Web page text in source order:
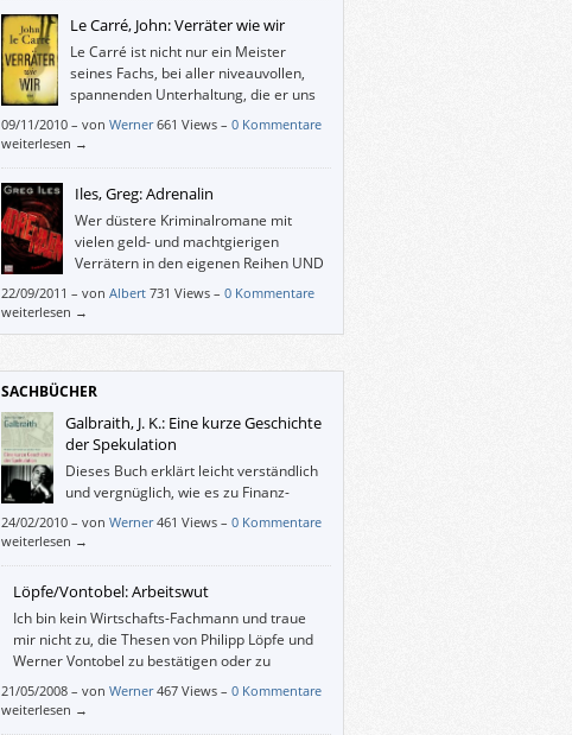
selbst – früher Amateurboxer und Student der
Geschicte – hat seine frühe Kindheit auf der Insel
verbracht und ist immer wieder dorthin
zurückgekehrt.
Le Carré, John: Verräter wie wir
Le Carré ist nicht nur ein Meister
seines Fachs, bei aller niveauvollen,
spannenden Unterhaltung, die er uns
mit seinem Buch bietet, ist er auch
näher an der Wirklichkeit als so manche,
09/11/2010 – von Werner 661 Views – 0 Kommentare
weiterlesen →
Iles, Greg: Adrenalin
Wer düstere Kriminalromane mit
vielen geld- und machtgierigen
Verrätern in den eigenen Reihen UND
einer Option auf Fortsetzung mag,
wird an dem Buch sicher seine Freunde haben.
22/09/2011 – von Albert 731 Views – 0 Kommentare
weiterlesen →
SACHBÜCHER
Galbraith, J. K.: Eine kurze Geschichte
der Spekulation
Dieses Buch erklärt leicht verständlich
und vergnüglich, wie es zu Finanz-
Crashes kommt.
24/02/2010 – von Werner 461 Views – 0 Kommentare
weiterlesen →
Löpfe/Vontobel: Arbeitswut
Ich bin kein Wirtschafts-Fachmann und traue
mir nicht zu, die Thesen von Philipp Löpfe und
Werner Vontobel zu bestätigen oder zu
widerlegen, doch ich finde ihren Ansatz
“Steigende Produktivität führt zu sinkender
21/05/2008 – von Werner 467 Views – 0 Kommentare
weiterlesen →